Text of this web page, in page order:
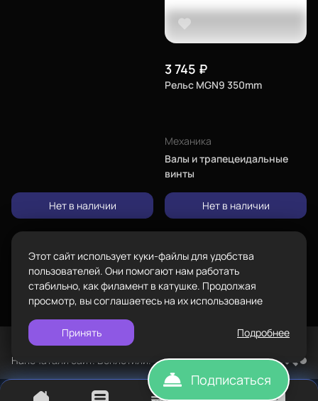
Нет в наличии
3 745 ₽
Рельс MGN9 350mm
Механика
Валы и трапецеидальные
винты
Нет в наличии
BESTFILAMENT, 2026
Напечатали сайт. Воплотили. TopROI
Сопутствующие товары
Комплектующие
Подарочные сертификаты
позвонить
Задать вопрос
Политика конфиденциальности
Этот сайт использует куки-файлы для удобства
пользователей. Они помогают нам работать
стабильно, как филамент в катушке. Продолжая
просмотр, вы соглашаетесь на их использование
Принять Подробнее
Подписаться